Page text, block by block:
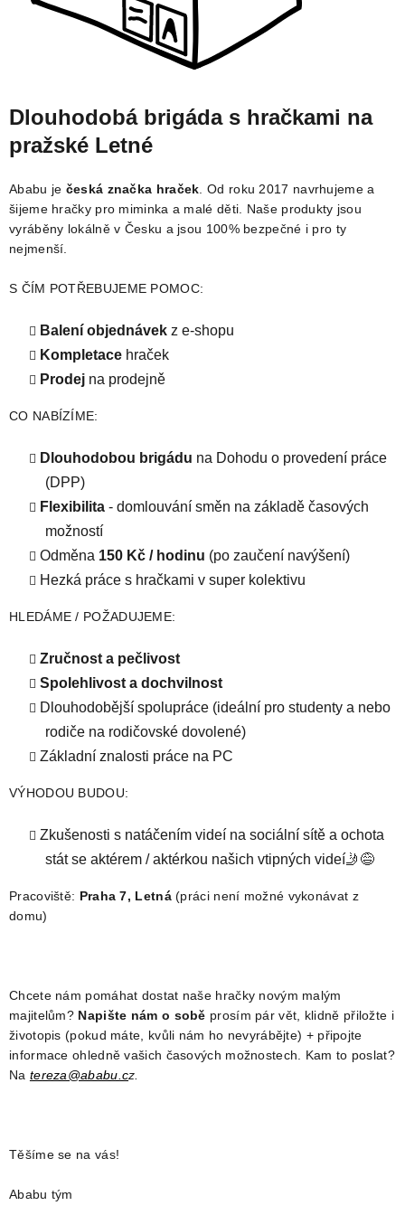
Dlouhodobá brigáda s hračkami na
pražské Letné
Ababu je česká značka hraček . Od roku 2017 navrhujeme a
šijeme hračky pro miminka a malé děti. Naše produkty jsou
vyráběny lokálně v Česku a jsou 100% bezpečné i pro ty
nejmenší.
S ČÍM POTŘEBUJEME POMOC:
Balení objednávek z e-shopu
Kompletace hraček
Prodej na prodejně
CO NABÍZÍME:
Dlouhodobou brigádu na Dohodu o provedení práce
(DPP)
Flexibilita - domlouvání směn na základě časových
možností
Odměna 150 Kč / hodinu (po zaučení navýšení)
Hezká práce s hračkami v super kolektivu
HLEDÁME / POŽADUJEME:
Zručnost a pečlivost
Spolehlivost a dochvilnost
Dlouhodobější spolupráce (ideální pro studenty a nebo
rodiče na rodičovské dovolené)
Základní znalosti práce na PC
VÝHODOU BUDOU:
Zkušenosti s natáčením videí na sociální sítě a ochota
stát se aktérem / aktérkou našich vtipných videí🤳😅
Pracoviště: Praha 7, Letná(práci není možné vykonávat z
domu)
Chcete nám pomáhat dostat naše hračky novým malým
majitelům? Napište nám o sobě prosím pár vět, klidně přiložte i
životopis (pokud máte, kvůli nám ho nevyrábějte) + připojte
informace ohledně vašich časových možnostech. Kam to poslat?
Na tereza@ababu.cz.
Těšíme se na vás!
Ababu tým